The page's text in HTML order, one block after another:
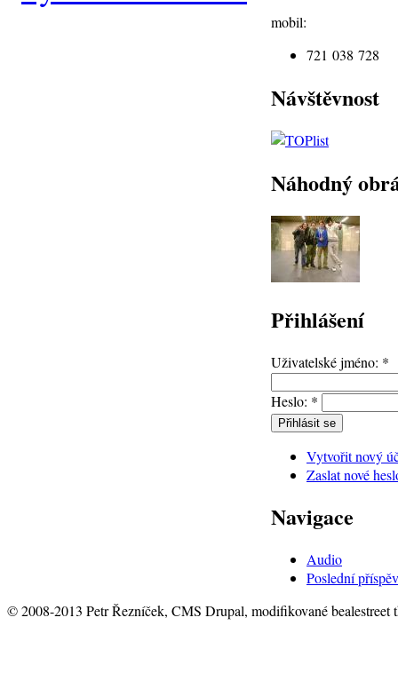
mobil:
721 038 728
Návštěvnost
Náhodný
Přihlášení
Uživatelské jméno: *
Heslo: *
Vytvořit nový
Zaslat nové
Navigace
Audio
Poslední
© 2008-2013 Petr Řezníček, CMS Drupal, modifikované bealestreet